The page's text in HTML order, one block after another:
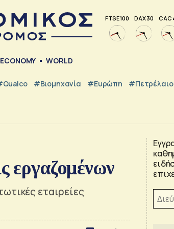
FTSE 100 DAX 30 CAC
ECONOMY WORLD
#Βιομηχανία #Ευρώπη #Πετρέλαιο
εργαζομένων
εταιρείες